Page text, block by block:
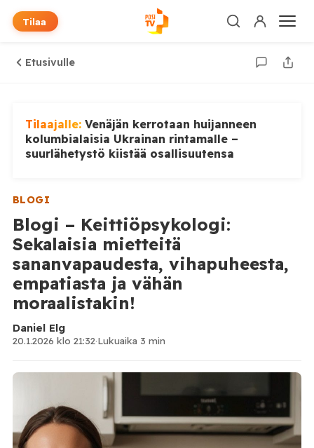
Tilaa
Etusivulle
Tilaajalle: Venäjän kerrotaan huijanneen
kolumbialaisia Ukrainan rintamalle –
suurlähetystö kiistää osallisuutensa
BLOGI
Blogi – Keittiöpsykologi:
Sekalaisia mietteitä
sananvapaudesta, vihapuheesta,
empatiasta ja vähän
moraalistakin!
Daniel Elg
20.1.2026 klo 21:32·Lukuaika 3 min